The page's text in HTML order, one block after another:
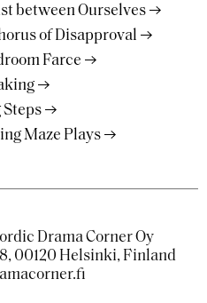
between Ourselves
of Disapproval
Farce
Maze Plays
Drama Corner Oy
00120 Helsinki, Finland